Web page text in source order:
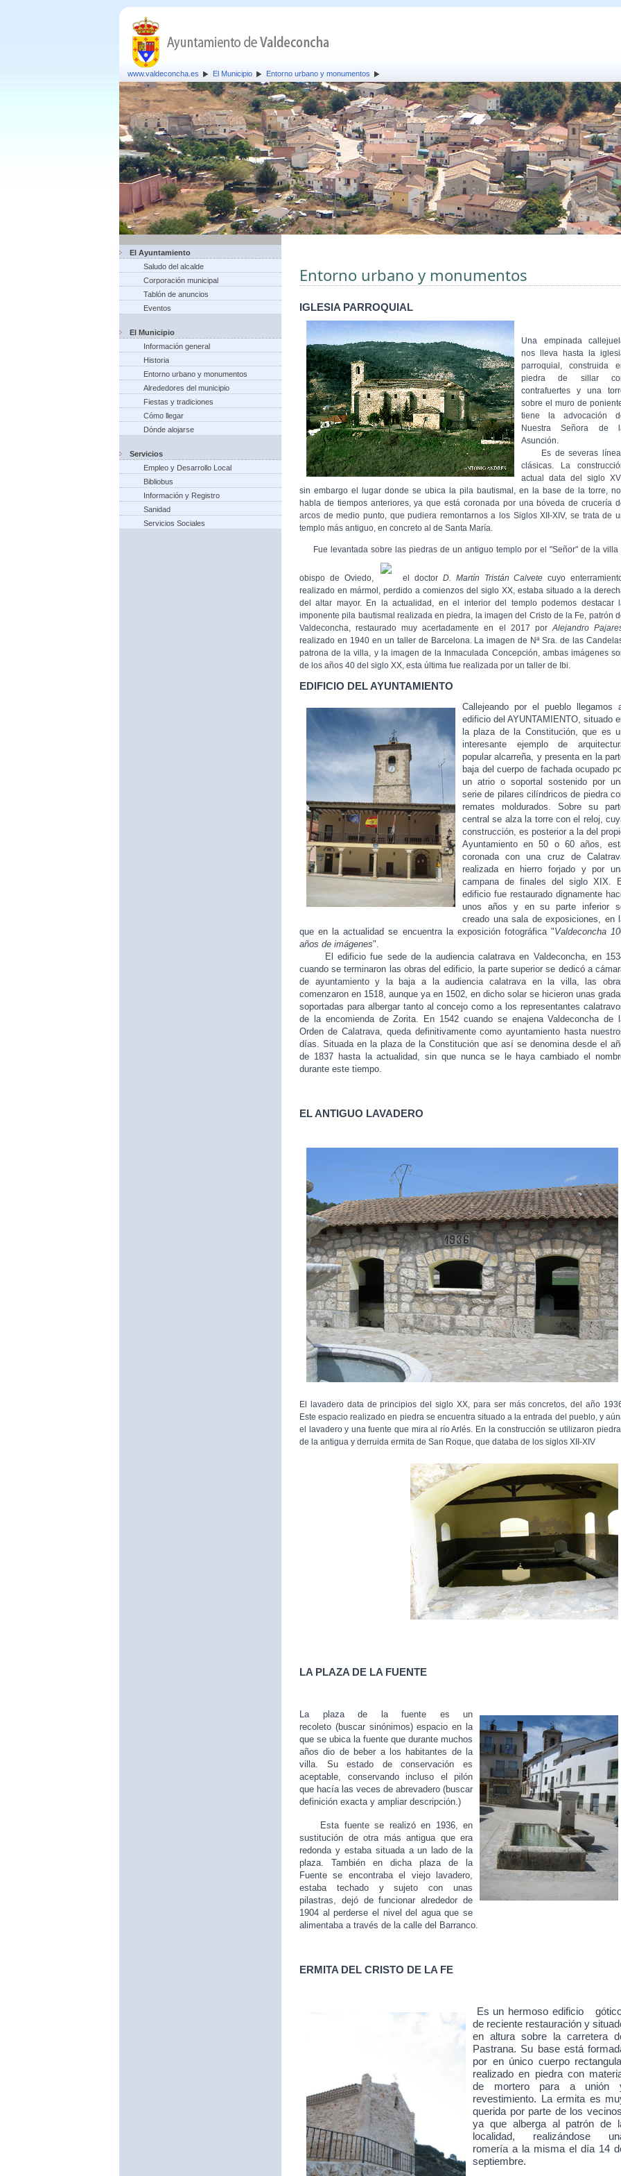
www.valdeconcha.es El Municipio Entorno urbano y monumentos
El Ayuntamiento
Saludo del alcalde
Corporación municipal
Tablón de anuncios
Eventos
El Municipio
Información general
Historia
Entorno urbano y monumentos
Alrededores del municipio
Fiestas y tradiciones
Cómo llegar
Dónde alojarse
Servicios
Empleo y Desarrollo Local
Bibliobus
Información y Registro
Sanidad
Servicios Sociales
Entorno urbano y monumentos
IGLESIA PARROQUIAL
Una empinada
nos lleva hasta la
parroquial, construida
piedra de sillar
contrafuertes y una
sobre el muro de
tiene la advocación
Nuestra Señora de
Asunción.
Es de severas
clásicas. La
actual data del siglo
sin embargo el lugar donde se ubica la pila bautismal, en la base de la torre,
habla de tiempos anteriores, ya que está coronada por una bóveda de crucería
arcos de medio punto, que pudiera remontarnos a los Siglos XII-XIV, se trata de
templo más antiguo, en concreto al de Santa María.
Fue levantada sobre las piedras de un antiguo templo por el "Señor" de la villa
obispo de Oviedo, el doctorD. Martín Tristán Calvete cuyo
realizado en mármol, perdido a comienzos del siglo XX, estaba situado a la
del altar mayor. En la actualidad, en el interior del templo podemos destacar
imponente pila bautismal realizada en piedra, la imagen del Cristo de la Fe, patrón
Valdeconcha, restaurado muy acertadamente en el 2017 por Alejandro
realizado en 1940 en un taller de Barcelona. La imagen de Nª Sra. de las
patrona de la villa, y la imagen de la Inmaculada Concepción, ambas imágenes
de los años 40 del siglo XX, esta última fue realizada por un taller de Ibi.
EDIFICIO DEL AYUNTAMIENTO
Callejeando por el pueblo llegamos
edificio del AYUNTAMIENTO, situado
la plaza de la Constitución, que es
interesante ejemplo de
popular alcarreña, y presenta en la
baja del cuerpo de fachada ocupado
un atrio o soportal sostenido por
serie de pilares cilíndricos de piedra
remates moldurados. Sobre su
central se alza la torre con el reloj,
construcción, es posterior a la del
Ayuntamiento en 50 o 60 años,
coronada con una cruz de
realizada en hierro forjado y por
campana de finales del siglo XIX.
edificio fue restaurado dignamente
unos años y en su parte inferior
creado una sala de exposiciones, en
que en la actualidad se encuentra la exposición fotográfica "Valdeconcha
años de imágenes".
El edificio fue sede de la audiencia calatrava en Valdeconcha, en
cuando se terminaron las obras del edificio, la parte superior se dedicó a
de ayuntamiento y la baja a la audiencia calatrava en la villa, las
comenzaron en 1518, aunque ya en 1502, en dicho solar se hicieron unas
soportadas para albergar tanto al concejo como a los representantes
de la encomienda de Zorita. En 1542 cuando se enajena Valdeconcha de
Orden de Calatrava, queda definitivamente como ayuntamiento hasta
días. Situada en la plaza de la Constitución que así se denomina desde el
de 1837 hasta la actualidad, sin que nunca se le haya cambiado el
durante este tiempo.
EL ANTIGUO LAVADERO
El lavadero data de principios del siglo XX, para ser más concretos, del año
Este espacio realizado en piedra se encuentra situado a la entrada del pueblo, y
el lavadero y una fuente que mira al río Arlés. En la construcción se utilizaron
de la antigua y derruida ermita de San Roque, que databa de los siglos XII-XIV
LA PLAZA DE LA FUENTE
La plaza de la fuente es un
recoleto (buscar sinónimos) espacio en la
que se ubica la fuente que durante muchos
años dio de beber a los habitantes de la
villa. Su estado de conservación es
aceptable, conservando incluso el pilón
que hacía las veces de abrevadero (buscar
definición exacta y ampliar descripción.)
Esta fuente se realizó en 1936, en
sustitución de otra más antigua que era
redonda y estaba situada a un lado de la
plaza. También en dicha plaza de la
Fuente se encontraba el viejo lavadero,
estaba techado y sujeto con unas
pilastras, dejó de funcionar alrededor de
1904 al perderse el nivel del agua que se
alimentaba a través de la calle del Barranco.
ERMITA DEL CRISTO DE LA FE
Es un hermoso edificio g
de reciente restauración y
en altura sobre la carretera
Pastrana. Su base está
por en único cuerpo
realizado en piedra con
de mortero para a unión
revestimiento. La ermita es m
querida por parte de los
ya que alberga al patrón de
localidad, realizándose
romería a la misma el día 14
septiembre.